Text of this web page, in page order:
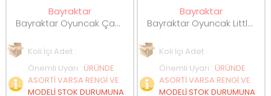
Bayraktar
Bayraktar Oyuncak Çantalı Tamir Seti 20 Parça BY-561
Koli İçi Adet :
Önemli Uyarı : ÜRÜNDE
ASORTİ VARSA RENGİ VE
MODELİ STOK DURUMUNA
Bayraktar
Bayraktar Oyuncak Little Doctor Oyun Taburesi Doktor Set Erkek BY-572
Koli İçi Adet :
Önemli Uyarı : ÜRÜNDE
ASORTİ VARSA RENGİ VE
MODELİ STOK DURUMUNA